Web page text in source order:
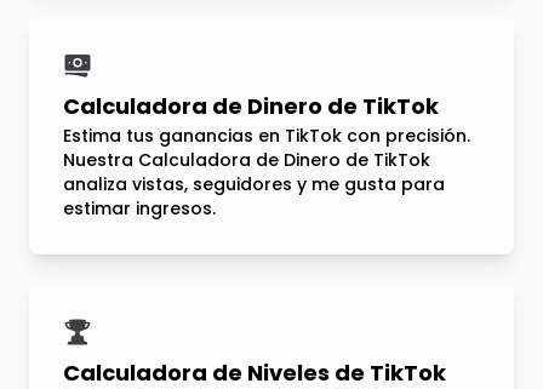
Calculadora de Dinero de TikTok
Estima tus ganancias en TikTok con precisión.
Nuestra Calculadora de Dinero de TikTok
analiza vistas, seguidores y me gusta para
estimar ingresos.
Calculadora de Niveles de TikTok